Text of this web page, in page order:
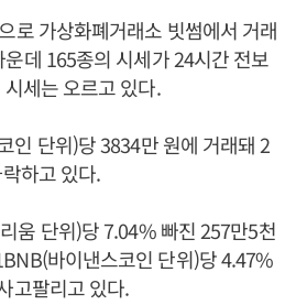
로 가상화폐거래소 빗썸에서 거래
데 165종의 시세가 24시간 전보
세는 오르고 있다.
인 단위)당 3834만 원에 거래돼 2
하고 있다.
움 단위)당 7.04% 빠진 257만5천
바이낸스코인 단위)당 4.47%
고팔리고 있다.